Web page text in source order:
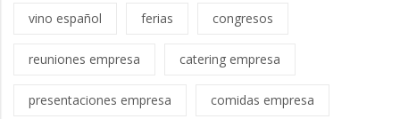
vino español ferias congresos
reuniones empresa catering empresa
presentaciones empresa comidas empresa